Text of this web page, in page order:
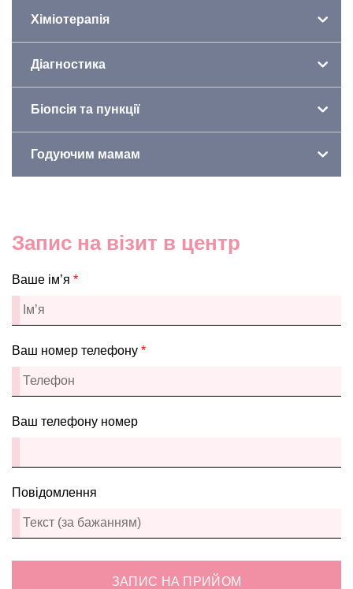
Хіміотерапія
Діагностика
Біопсія та пункції
Годуючим мамам
Запис на візит в центр
Ваше ім’я *
Ваш номер телефону *
Ваш телефону номер
Повідомлення
ЗАПИС НА ПРИЙОМ